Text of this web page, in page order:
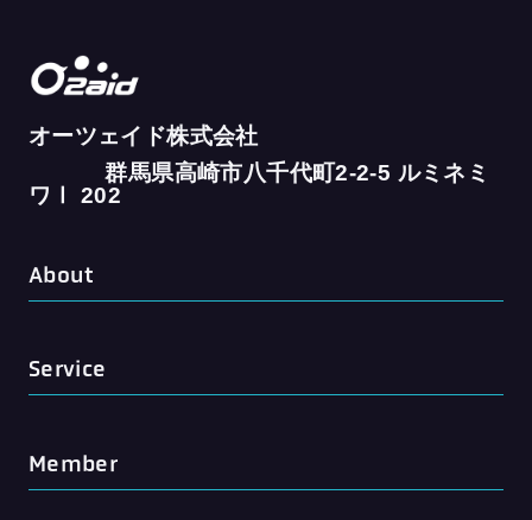
オーツェイド株式会社
群馬県高崎市八千代町2-2-5 ルミネミ
ワⅠ 202
About
Service
Member